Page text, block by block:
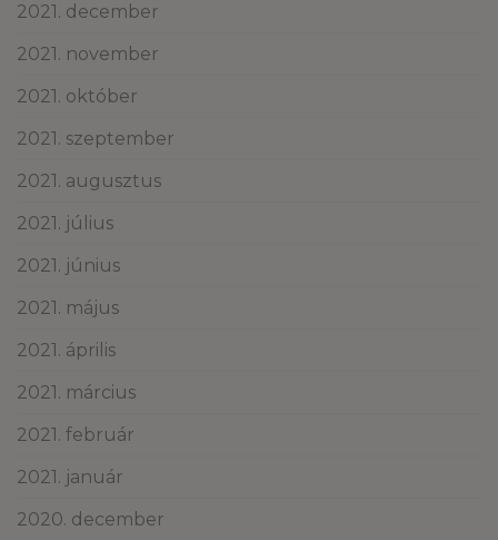
2021. december
2021. november
2021. október
2021. szeptember
2021. augusztus
2021. július
2021. június
2021. május
2021. április
2021. március
2021. február
2021. január
2020. december